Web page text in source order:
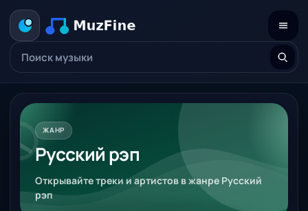
ЖАНР
Русский рэп
Открывайте треки и артистов в жанре Русский
рэп